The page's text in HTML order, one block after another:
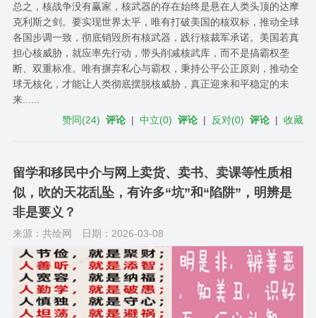
总之，核战争没有赢家，核武器的存在始终是悬在人类头顶的达摩
克利斯之剑。要实现世界太平，唯有打破美国的核双标，推动全球
各国步调一致，彻底销毁所有核武器，践行核裁军承诺。美国若真
担心核威胁，就应率先行动，带头削减核武库，而不是搞霸权垄
断、双重标准。唯有摒弃私心与霸权，秉持公平公正原则，推动全
球无核化，才能让人类彻底摆脱核威胁，真正迎来和平稳定的未
来......
赞同(24) 评论 |中立(0) 评论 | 反对(0) 评论 |收藏
留学和移民中介与网上卖货、卖书、卖课等性质相
似，吹的天花乱坠，有许多“坑”和“陷阱”，明辨是
非是要义？
来源：共绘网 日期：2026-03-08